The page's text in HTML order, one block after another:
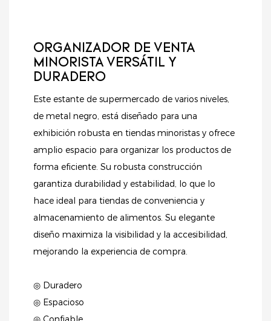
ORGANIZADOR DE VENTA
MINORISTA VERSÁTIL Y
DURADERO
Este estante de supermercado de varios niveles,
de metal negro, está diseñado para una
exhibición robusta en tiendas minoristas y ofrece
amplio espacio para organizar los productos de
forma eficiente. Su robusta construcción
garantiza durabilidad y estabilidad, lo que lo
hace ideal para tiendas de conveniencia y
almacenamiento de alimentos. Su elegante
diseño maximiza la visibilidad y la accesibilidad,
mejorando la experiencia de compra.
◎ Duradero
◎ Espacioso